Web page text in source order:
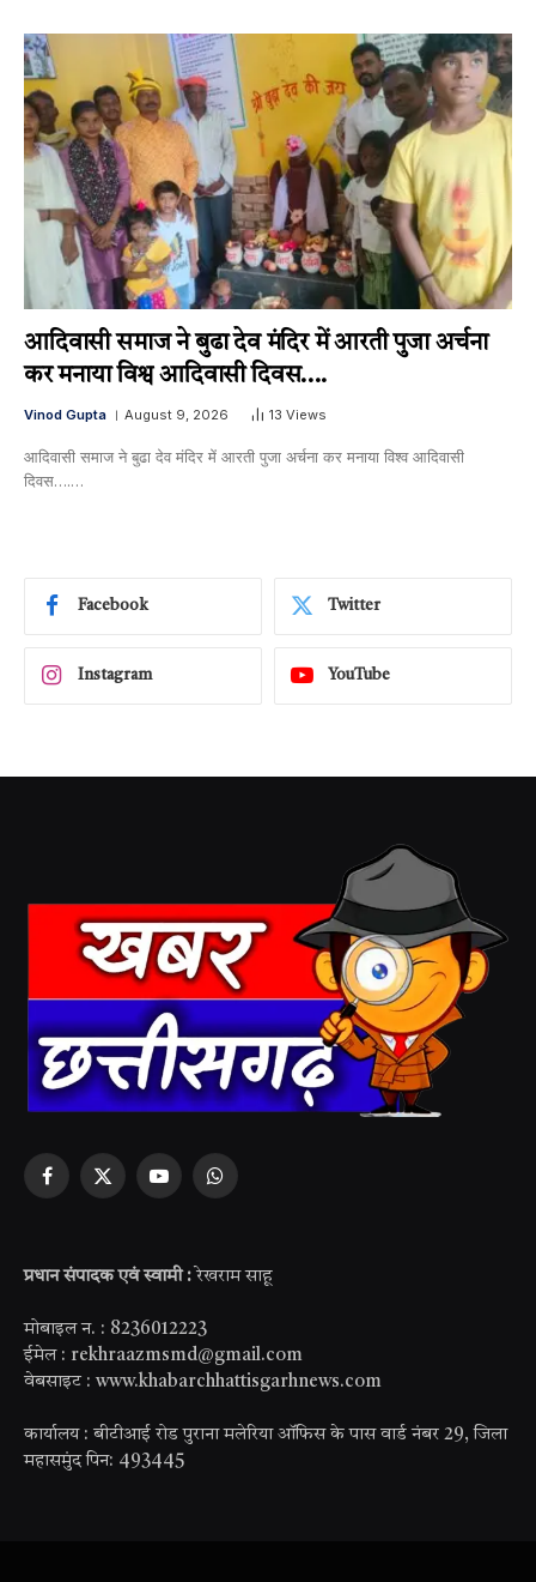
आदिवासी समाज ने बुढा देव मंदिर में आरती पुजा अर्चना
कर मनाया विश्व आदिवासी दिवस….
Vinod Gupta August 9, 2026 13 Views
आदिवासी समाज ने बुढा देव मंदिर में आरती पुजा अर्चना कर मनाया विश्व आदिवासी
दिवस….…
Facebook Twitter
Instagram YouTube
Facebook
X
YouTubeWhatsApp
प्रधान संपादक एवं स्वामी : रेखराम साहू
मोबाइल न. : 8236012223
ईमेल : rekhraazmsmd@gmail.com
वेबसाइट : www.khabarchhattisgarhnews.com
कार्यालय : बीटीआई रोड पुराना मलेरिया ऑफिस के पास वार्ड नंबर 29, जिला
महासमुंद पिन: 493445